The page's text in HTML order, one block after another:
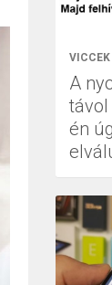
VICCEK
A
távol
én